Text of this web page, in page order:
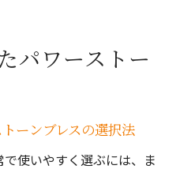
パワーストー
ーンブレスの選択法
使いやすく選ぶには、ま